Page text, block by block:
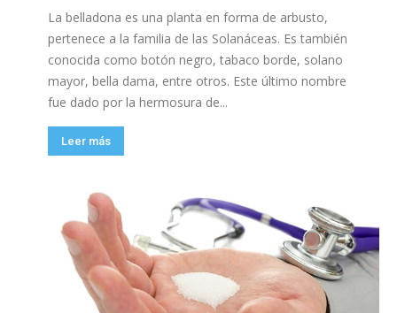
La belladona es una planta en forma de arbusto,
pertenece a la familia de las Solanáceas. Es también
conocida como botón negro, tabaco borde, solano
mayor, bella dama, entre otros. Este último nombre
fue dado por la hermosura de...
Leer más